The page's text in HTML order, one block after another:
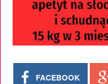
FACEBOOK